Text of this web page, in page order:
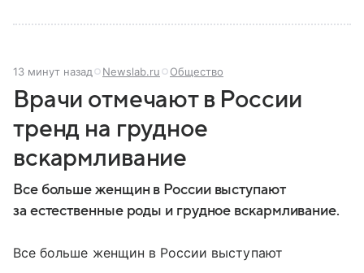
13 минут назад Newslab.ru Общество
Врачи отмечают в России
тренд на грудное
вскармливание
Все больше женщин в России выступают
за естественные роды и грудное вскармливание.
Все больше женщин в России выступают